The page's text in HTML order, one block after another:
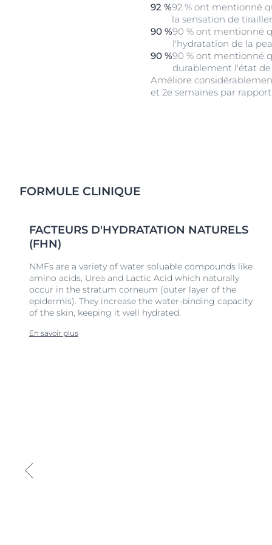
92 %92 % ont mentionné
la sensation de
90 %90 % ont mentionné
l'hydratation de la
90 %90 % ont mentionné
durablement l'état de
Améliore
et 2e semaines par
FORMULE CLINIQUE
FACTEURS D'HYDRATATION NATURELS
(FHN)
NMFs are a variety of water soluable compounds like
amino acids, Urea and Lactic Acid which naturally
occur in the stratum corneum (outer layer of the
epidermis). They increase the water-binding capacity
of the skin, keeping it well hydrated.
En savoir plus